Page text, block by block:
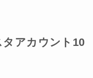
アカウント10